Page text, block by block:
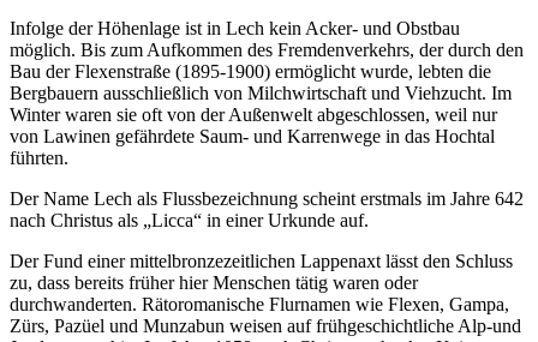
Infolge der Höhenlage ist in Lech kein Acker- und Obstbau
möglich. Bis zum Aufkommen des Fremdenverkehrs, der durch den
Bau der Flexenstraße (1895-1900) ermöglicht wurde, lebten die
Bergbauern ausschließlich von Milchwirtschaft und Viehzucht. Im
Winter waren sie oft von der Außenwelt abgeschlossen, weil nur
von Lawinen gefährdete Saum- und Karrenwege in das Hochtal
führten.
Der Name Lech als Flussbezeichnung scheint erstmals im Jahre 642
nach Christus als „Licca“ in einer Urkunde auf.
Der Fund einer mittelbronzezeitlichen Lappenaxt lässt den Schluss
zu, dass bereits früher hier Menschen tätig waren oder
durchwanderten. Rätoromanische Flurnamen wie Flexen, Gampa,
Zürs, Pazüel und Munzabun weisen auf frühgeschichtliche Alp-und